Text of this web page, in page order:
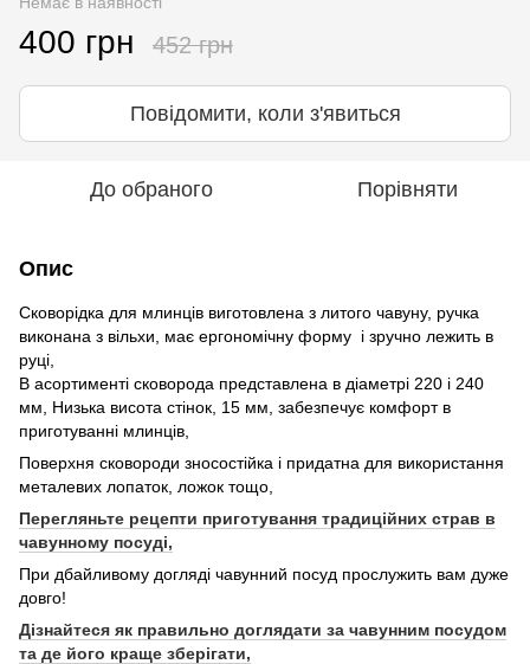
400 грн 452 грн
Повідомити, коли з'явиться
До обраного Порівняти
Опис
Сковорідка для млинців виготовлена з литого чавуну, ручка
виконана з вільхи, має ергономічну форму і зручно лежить в
руці,
В асортименті сковорода представлена в діаметрі 220 і 240
мм, Низька висота стінок, 15 мм, забезпечує комфорт в
приготуванні млинців,
Поверхня сковороди зносостійка і придатна для використання
металевих лопаток, ложок тощо,
Перегляньте рецепти приготування традиційних страв в
чавунному посуді,
При дбайливому догляді чавунний посуд прослужить вам дуже
довго!
Дізнайтеся як правильно доглядати за чавунним посудом
та де його краще зберігати,